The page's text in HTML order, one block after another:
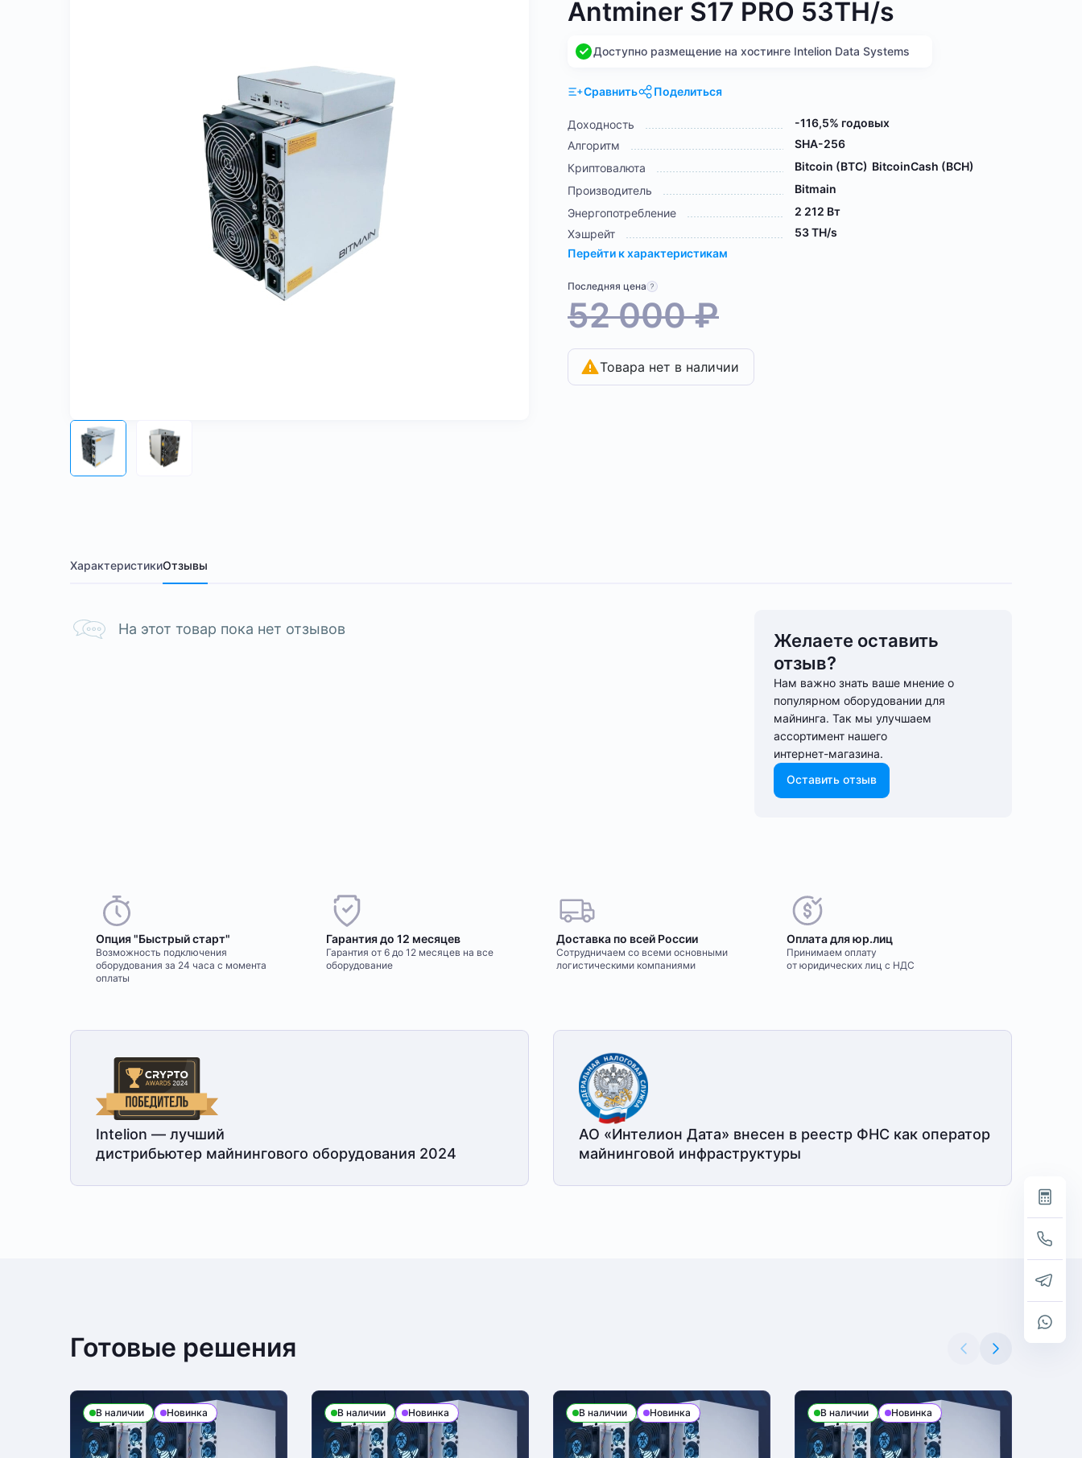
Antminer S17 PRO 53TH/s
Доступно размещение на хостинге Intelion Data Systems
Сравнить Поделиться
Доходность
-116,5% годовых
Алгоритм
SHA-256
Криптовалюта
Bitcoin (BTC) BitcoinCash (BCH)
Производитель
Bitmain
Энергопотребление
2 212 Вт
Хэшрейт
53 TH/s
Перейти к характеристикам
Последняя цена
52 000₽
Товара нет в наличии
ХарактеристикиОтзывы
На этот товар пока нет отзывов
Желаете оставить
отзыв?
Нам важно знать ваше мнение о
популярном оборудовании для
майнинга. Так мы улучшаем
ассортимент нашего
интернет-⁠магазина.
Оставить отзыв
Опция "Быстрый старт"
Возможность подключения
оборудования за 24 часа с момента
оплаты
Гарантия до 12 месяцев
Гарантия от 6 до 12 месяцев на все
оборудование
Доставка по всей России
Сотрудничаем со всеми основными
логистическими компаниями
Оплата для юр.лиц
Принимаем оплату
от юридических лиц с НДС
Intelion — лучший
дистрибьютер майнингового оборудования 2024
АО «Интелион Дата» внесен в реестр ФНС как оператор
майнинговой инфраструктуры
Готовые решения
В наличии Новинка В наличии Новинка В наличии Новинка В наличии Новинка